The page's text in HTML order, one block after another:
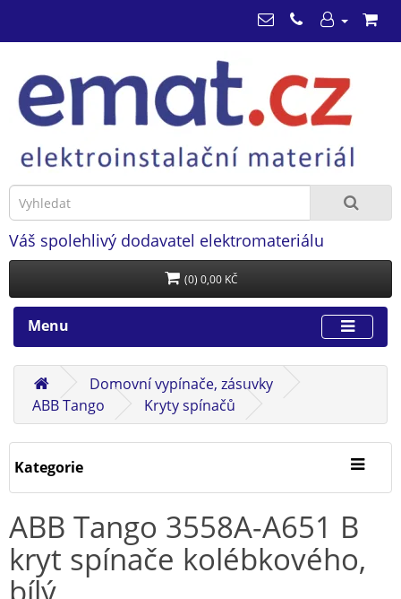
Váš spolehlivý dodavatel elektromateriálu
(0) 0,00 KČ
Menu
Domovní vypínače, zásuvky
ABB Tango
Kryty spínačů
Kategorie
ABB Tango 3558A-A651 B
kryt spínače kolébkového,